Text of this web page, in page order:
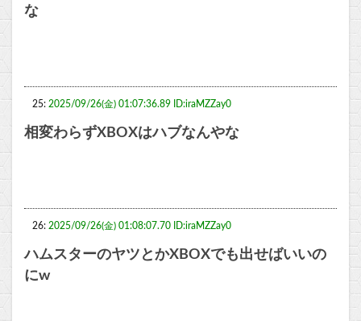
な
25: 2025/09/26(金) 01:07:36.89 ID:iraMZZay0
相変わらずXBOXはハブなんやな
26: 2025/09/26(金) 01:08:07.70 ID:iraMZZay0
ハムスターのヤツとかXBOXでも出せばいいの
にw